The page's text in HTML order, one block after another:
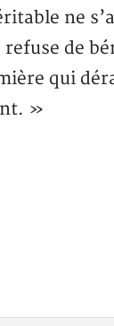
ne
de
qui
»